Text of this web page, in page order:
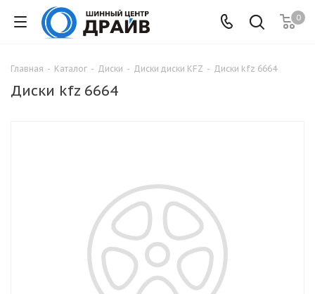
0
Главная - Каталог - Диски - Диски диски KFZ - Диски kfz 6664
Диски kfz 6664